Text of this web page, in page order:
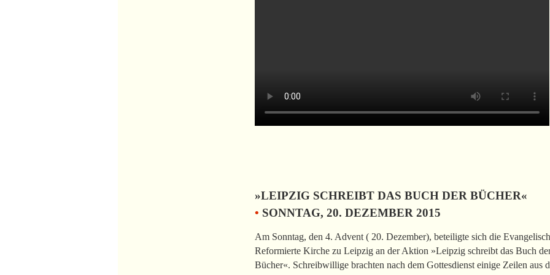
»LEIPZIG SCHREIBT DAS BUCH DER BÜCHER«
• SONNTAG, 20. DEZEMBER 2015
Am Sonntag, den 4. Advent ( 20. Dezember), beteiligte sich die Evangelisch
Reformierte Kirche zu Leipzig an der Aktion »Leipzig schreibt das Buch
Bücher«. Schreibwillige brachten nach dem Gottesdienst einige Zeilen aus